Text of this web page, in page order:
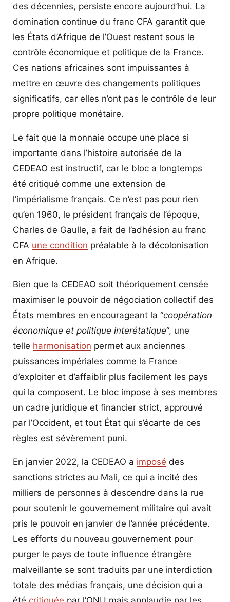
des décennies, persiste encore aujourd’hui. La
domination continue du franc CFA garantit que
les États d’Afrique de l’Ouest restent sous le
contrôle économique et politique de la France.
Ces nations africaines sont impuissantes à
mettre en œuvre des changements politiques
significatifs, car elles n’ont pas le contrôle de leur
propre politique monétaire.
Le fait que la monnaie occupe une place si
importante dans l’histoire autorisée de la
CEDEAO est instructif, car le bloc a longtemps
été critiqué comme une extension de
l’impérialisme français. Ce n’est pas pour rien
qu’en 1960, le président français de l’époque,
Charles de Gaulle, a fait de l’adhésion au franc
CFA une condition préalable à la décolonisation
en Afrique.
Bien que la CEDEAO soit théoriquement censée
maximiser le pouvoir de négociation collectif des
États membres en encourageant la “coopération
économique et politique interétatique“, une
telle harmonisation permet aux anciennes
puissances impériales comme la France
d’exploiter et d’affaiblir plus facilement les pays
qui la composent. Le bloc impose à ses membres
un cadre juridique et financier strict, approuvé
par l’Occident, et tout État qui s’écarte de ces
règles est sévèrement puni.
En janvier 2022, la CEDEAO a imposé des
sanctions strictes au Mali, ce qui a incité des
milliers de personnes à descendre dans la rue
pour soutenir le gouvernement militaire qui avait
pris le pouvoir en janvier de l’année précédente.
Les efforts du nouveau gouvernement pour
purger le pays de toute influence étrangère
malveillante se sont traduits par une interdiction
totale des médias français, une décision qui a